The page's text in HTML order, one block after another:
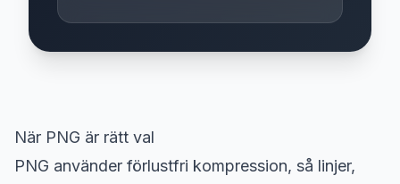
När PNG är rätt val
PNG använder förlustfri kompression, så linjer,